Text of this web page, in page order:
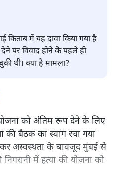
किताब में यह दावा किया गया है
पर विवाद होने के पहले ही
थी। क्या है मामला?
को अंतिम रूप देने के लिए
की बैठक का स्वांग रचा गया
अस्वस्थता के बावजूद मुंबई से
में हत्या की योजना को